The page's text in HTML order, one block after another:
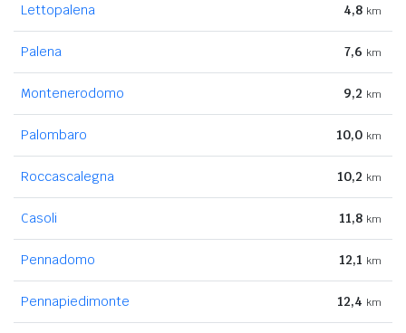
Lettopalena 4,8 km
Palena 7,6 km
Montenerodomo 9,2 km
Palombaro 10,0 km
Roccascalegna 10,2 km
Casoli 11,8 km
Pennadomo 12,1 km
Pennapiedimonte 12,4 km